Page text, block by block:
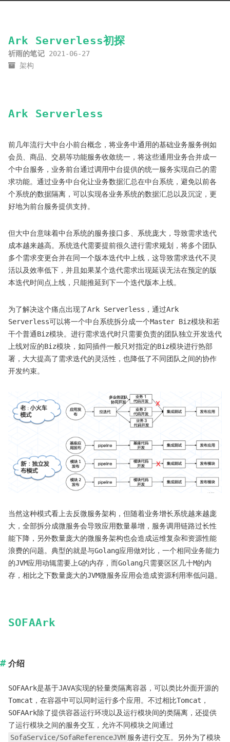
Ark Serverless初探
祈雨的笔记 2021-06-27
架构
Ark Serverless
前几年流行大中台小前台概念，将业务中通用的基础业务服务例如
会员、商品、交易等功能服务收敛统一，将这些通用业务合并成一
个中台服务，业务前台通过调用中台提供的统一服务实现自己的需
求功能。通过业务中台化让业务数据汇总在中台系统，避免以前各
个系统的数据隔离，可以实现各业务系统的数据汇总以及沉淀，更
好地为前台服务提供支持。
但大中台意味着中台系统的服务接口多、系统庞大，导致需求迭代
成本越来越高。系统迭代需要提前很久进行需求规划，将多个团队
多个需求变更合并在同一个版本迭代中上线，这导致需求迭代不灵
活以及效率低下，并且如果某个迭代需求出现延误无法在预定的版
本迭代时间点上线，只能推延到下一个迭代版本上线。
为了解决这个痛点出现了Ark Serverless，通过Ark
Serverless可以将一个中台系统拆分成一个Master Biz模块和若
干个普通Biz模块。进行需求迭代时只需要负责的团队独立开发迭代
上线对应的Biz模块，如同插件一般只对指定的Biz模块进行热部
署，大大提高了需求迭代的灵活性，也降低了不同团队之间的协作
开发约束。
当然这种模式看上去反微服务架构，但随着业务增长系统越来越庞
大，全部拆分成微服务会导致应用数量暴增，服务调用链路过长性
能下降，另外数量庞大的微服务架构也会造成运维复杂和资源性能
浪费的问题。典型的就是与Golang应用做对比，一个相同业务能力
的JVM应用动辄需要上G的内存，而Golang只需要区区几十M的内
存，相比之下数量庞大的JVM微服务应用会造成资源利用率低问题。
SOFAArk
介绍
SOFAArk是基于JAVA实现的轻量类隔离容器，可以类比外面开源的
Tomcat，在容器中可以同时运行多个应用。不过相比Tomcat，
SOFAArk除了提供容器运行环境以及运行模块间的类隔离，还提供
了运行模块之间的服务交互，允许不同模块之间通过
SofaService/SofaReferenceJVM 服务进行交互。另外为了模块